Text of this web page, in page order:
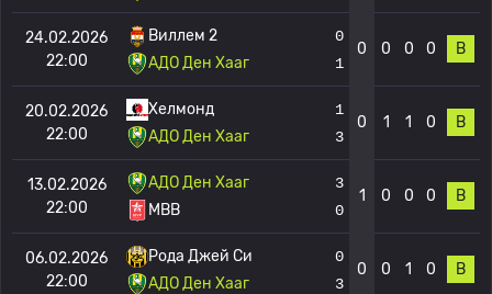
24.02.2026
22:00
Виллем 2
АДО Ден Хааг
0
1
0 0 0 0 В
20.02.2026
22:00
Хелмонд
АДО Ден Хааг
1
3
0 1 1 0 В
13.02.2026
22:00
АДО Ден Хааг
МВВ
3
0
1 0 0 0 В
06.02.2026
22:00
Рода Джей Си
АДО Ден Хааг
0
3
0 0 1 0 В